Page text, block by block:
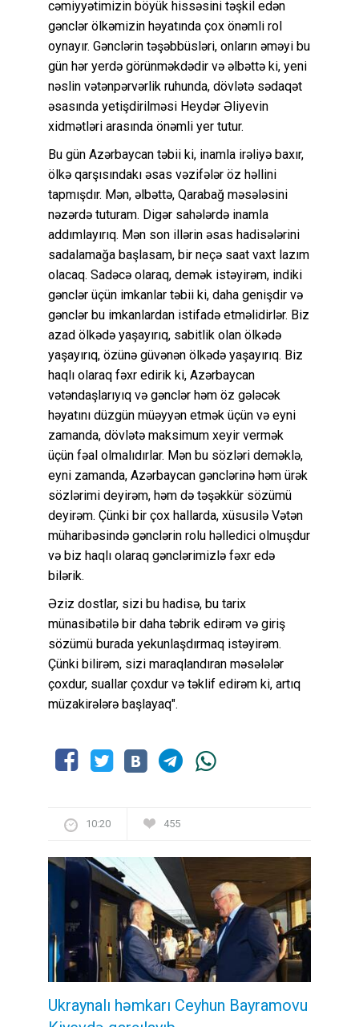
cəmiyyətimizin böyük hissəsini təşkil edən
gənclər ölkəmizin həyatında çox önəmli rol
oynayır. Gənclərin təşəbbüsləri, onların əməyi bu
gün hər yerdə görünməkdədir və əlbəttə ki, yeni
nəslin vətənpərvərlik ruhunda, dövlətə sədaqət
əsasında yetişdirilməsi Heydər Əliyevin
xidmətləri arasında önəmli yer tutur.
Bu gün Azərbaycan təbii ki, inamla irəliyə baxır,
ölkə qarşısındakı əsas vəzifələr öz həllini
tapmışdır. Mən, əlbəttə, Qarabağ məsələsini
nəzərdə tuturam. Digər sahələrdə inamla
addımlayırıq. Mən son illərin əsas hadisələrini
sadalamağa başlasam, bir neçə saat vaxt lazım
olacaq. Sadəcə olaraq, demək istəyirəm, indiki
gənclər üçün imkanlar təbii ki, daha genişdir və
gənclər bu imkanlardan istifadə etməlidirlər. Biz
azad ölkədə yaşayırıq, sabitlik olan ölkədə
yaşayırıq, özünə güvənən ölkədə yaşayırıq. Biz
haqlı olaraq fəxr edirik ki, Azərbaycan
vətəndaşlarıyıq və gənclər həm öz gələcək
həyatını düzgün müəyyən etmək üçün və eyni
zamanda, dövlətə maksimum xeyir vermək
üçün fəal olmalıdırlar. Mən bu sözləri deməklə,
eyni zamanda, Azərbaycan gənclərinə həm ürək
sözlərimi deyirəm, həm də təşəkkür sözümü
deyirəm. Çünki bir çox hallarda, xüsusilə Vətən
müharibəsində gənclərin rolu həlledici olmuşdur
və biz haqlı olaraq gənclərimizlə fəxr edə
bilərik.
Əziz dostlar, sizi bu hadisə, bu tarix
münasibətilə bir daha təbrik edirəm və giriş
sözümü burada yekunlaşdırmaq istəyirəm.
Çünki bilirəm, sizi maraqlandıran məsələlər
çoxdur, suallar çoxdur və təklif edirəm ki, artıq
müzakirələrə başlayaq".
10:20 455
Ukraynalı həmkarı Ceyhun Bayramovu